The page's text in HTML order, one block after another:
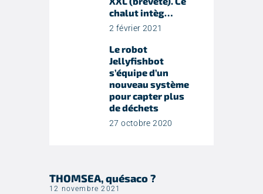
chalut intèg…
2 février 2021
Le robot
Jellyfishbot
s’équipe d’un
nouveau système
pour capter plus
de déchets
27 octobre 2020
THOMSEA, quésaco ?
12 novembre 2021